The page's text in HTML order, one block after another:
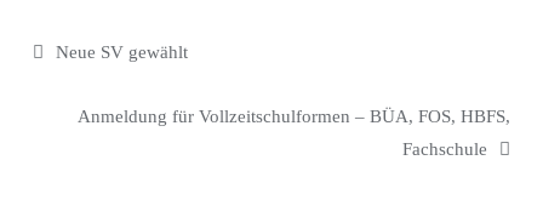
Neue SV gewählt
Anmeldung für Vollzeitschulformen – BÜA, FOS, HBFS,
Fachschule